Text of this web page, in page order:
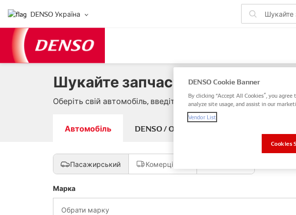
DENSO Україна
Шукайте запчастини для вашого
Оберіть свій автомобіль, введіть артикул DENSO або OE чи
Автомобіль DENSO / OE артикуль
Пасажирський Комерційний
Марка
Обрати марку
DENSO Cookie Banner
By clicking “Accept All Cookies”, you
analyze site usage, and assist in our
Vendor List
Cookies